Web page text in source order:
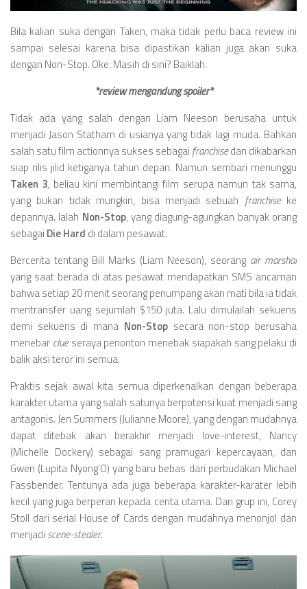
Television
Games
Bila kalian suka dengan Taken, maka tidak perlu baca review ini
sampai selesai karena bisa dipastikan kalian juga akan suka
dengan Non-Stop. Oke. Masih di sini? Baiklah.
*review mengandung spoiler*
Tidak ada yang salah dengan Liam Neeson berusaha untuk
menjadi Jason Statham di usianya yang tidak lagi muda. Bahkan
salah satu film actionnya sukses sebagai franchisedan dikabarkan
siap rilis jilid ketiganya tahun depan. Namun sembari menunggu
Taken 3, beliau kini membintangi film serupa namun tak sama,
yang bukan tidak mungkin, bisa menjadi sebuah franchiseke
depannya. Ialah Non-Stop, yang diagung-agungkan banyak orang
sebagai Die Hard di dalam pesawat.
Bercerita tentang Bill Marks (Liam Neeson), seorang air marshal
yang saat berada di atas pesawat mendapatkan SMS ancaman
bahwa setiap 20 menit seorang penumpang akan mati bila ia tidak
mentransfer uang sejumlah $150 juta. Lalu dimulailah sekuens
demi sekuens di mana Non-Stopsecara non-stop berusaha
menebar clueseraya penonton menebak siapakah sang pelaku di
balik aksi teror ini semua.
Praktis sejak awal kita semua diperkenalkan dengan beberapa
karakter utama yang salah satunya berpotensi kuat menjadi sang
antagonis. Jen Summers (Julianne Moore), yang dengan mudahnya
dapat ditebak akan berakhir menjadi love-interest, Nancy
(Michelle Dockery) sebagai sang pramugari kepercayaan, dan
Gwen (Lupita Nyong’O) yang baru bebas dari perbudakan Michael
Fassbender. Tentunya ada juga beberapa karakter-karater lebih
kecil yang juga berperan kepada cerita utama. Dari grup ini, Corey
Stoll dari serial House of Cards dengan mudahnya menonjol dan
menjadi scene-stealer.